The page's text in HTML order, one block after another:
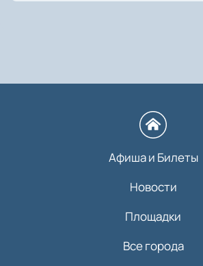
Афиша и Билеты
Новости
Площадки
Все города